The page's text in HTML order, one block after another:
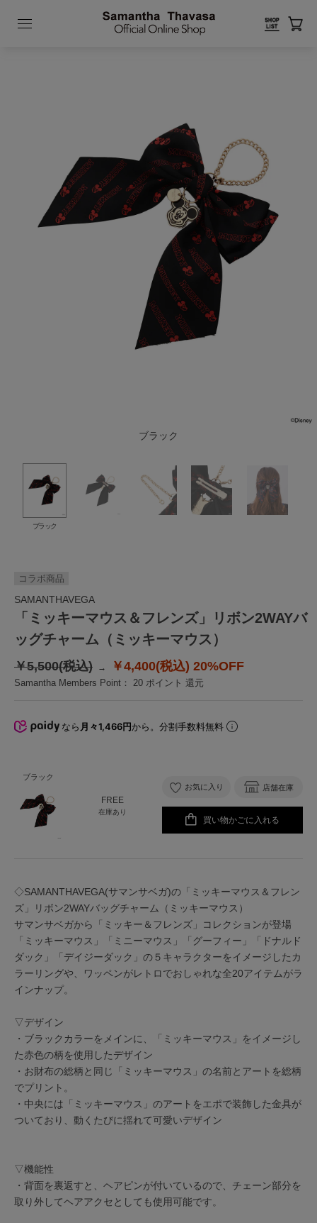
ブラック
ブラック
SAMANTHAVEGA
「ミッキーマウス＆フレンズ」リボン2WAYバ
ッグチャーム（ミッキーマウス）
コラボ商品
￥5,500(税込) ￥4,400(税込) 20%OFF
Samantha Members Point： 20 ポイント 還元
なら 月々1,466円から。分割手数料無料
ブラック
FREE
在庫あり
お気に入り 店舗在庫
買い物かごに入れる
◇SAMANTHAVEGA(サマンサベガ)の「ミッキーマウス＆フレン
ズ」リボン2WAYバッグチャーム（ミッキーマウス）
サマンサベガから「ミッキー＆フレンズ」コレクションが登場
「ミッキーマウス」「ミニーマウス」「グーフィー」「ドナルド
ダック」「デイジーダック」の５キャラクターをイメージしたカ
ラーリングや、ワッペンがレトロでおしゃれな全20アイテムがラ
インナップ。
▽デザイン
・ブラックカラーをメインに、「ミッキーマウス」をイメージし
た赤色の柄を使用したデザイン
・お財布の総柄と同じ「ミッキーマウス」の名前とアートを総柄
でプリント。
・中央には「ミッキーマウス」のアートをエポで装飾した金具が
ついており、動くたびに揺れて可愛いデザイン
▽機能性
・背面を裏返すと、ヘアピンが付いているので、チェーン部分を
取り外してヘアアクセとしても使用可能です。